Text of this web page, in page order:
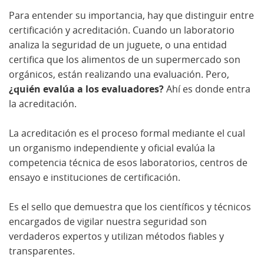
Para entender su importancia, hay que distinguir entre
certificación y acreditación. Cuando un laboratorio
analiza la seguridad de un juguete, o una entidad
certifica que los alimentos de un supermercado son
orgánicos, están realizando una evaluación. Pero,
¿quién evalúa a los evaluadores?Ahí es donde entra
la acreditación.
La acreditación es el proceso formal mediante el cual
un organismo independiente y oficial evalúa la
competencia técnica de esos laboratorios, centros de
ensayo e instituciones de certificación.
Es el sello que demuestra que los científicos y técnicos
encargados de vigilar nuestra seguridad son
verdaderos expertos y utilizan métodos fiables y
transparentes.